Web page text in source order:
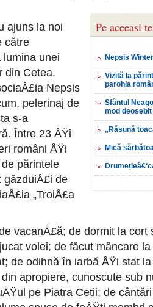
Pe aceeasi
Nepsis
Vizită la
parohia
Sfântul
mod
„Răsună
Mică
ajuns la noi
către
lumina unei
din Cetea.
Nepsis
pelerinaj de
s-a
Între 23 ÅŸi
români ÅŸi
părintele
găzduiÅ£i de
„TroiÅ£a
vacanÅ£ă; de dormit la cort
volei; de făcut mâncare
de odihnă în iarbă ÅŸi stat
apropiere, cunoscute sub
pe Piatra Cetii; de